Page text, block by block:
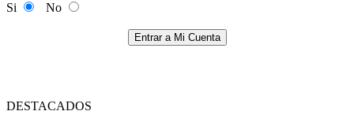
Si
No
Entrar a Mi Cuenta
DESTACADOS